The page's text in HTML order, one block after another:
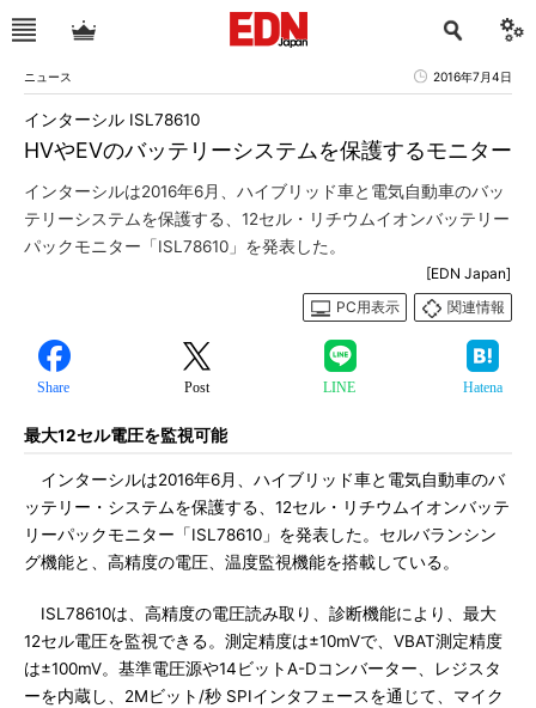
ニュース 2016年7月4日
HVやEVのバッテリーシステムを保護するモニター
インターシル ISL78610
インターシルは2016年6月、ハイブリッド車と電気自動車のバッ
テリーシステムを保護する、12セル・リチウムイオンバッテリー
パックモニター「ISL78610」を発表した。
[EDN Japan]
PC用表示
関連情報
Share Post LINE Hatena
最大12セル電圧を監視可能
インターシルは2016年6月、ハイブリッド車と電気自動車のバ
ッテリー・システムを保護する、12セル・リチウムイオンバッテ
リーパックモニター「ISL78610」を発表した。セルバランシン
グ機能と、高精度の電圧、温度監視機能を搭載している。
ISL78610は、高精度の電圧読み取り、診断機能により、最大
12セル電圧を監視できる。測定精度は±10mVで、VBAT測定精度
は±100mV。基準電圧源や14ビットA-Dコンバーター、レジスタ
ーを内蔵し、2Mビット/秒 SPIインタフェースを通じて、マイク